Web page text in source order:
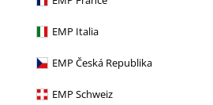
EMP Italia
EMP Česká Republika
EMP Schweiz